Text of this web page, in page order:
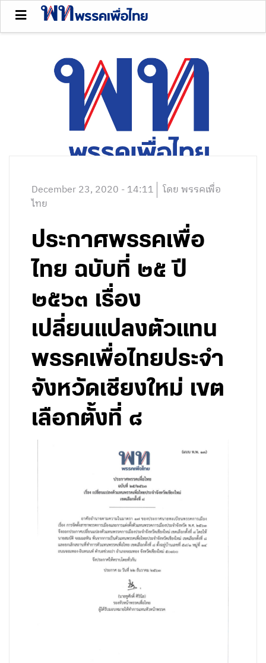
December 23, 2020 - 14:11 โดย พรรคเพื่อ
ไทย
ประกาศพรรคเพื่อ
ไทย ฉบับที่ ๒๕ ปี
๒๕๖๓ เรื่อง
เปลี่ยนแปลงตัวแทน
พรรคเพื่อไทยประจำ
จังหวัดเชียงใหม่ เขต
เลือกตั้งที่ ๘